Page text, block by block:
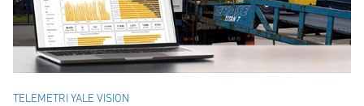
TELEMETRI YALE VISION